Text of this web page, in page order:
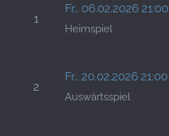
1
Fr., 06.02.2026 21:00
Heimspiel
2
Fr., 20.02.2026 21:00
Auswärtsspiel